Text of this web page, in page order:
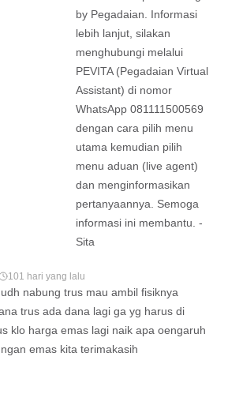
by Pegadaian. Informasi
lebih lanjut, silakan
menghubungi melalui
PEVITA (Pegadaian Virtual
Assistant) di nomor
WhatsApp 081111500569
dengan cara pilih menu
utama kemudian pilih
menu aduan (live agent)
dan menginformasikan
pertanyaannya. Semoga
informasi ini membantu. -
Sita
101 hari yang lalu
nabung trus mau ambil fisiknya
trus ada dana lagi ga yg harus di
klo harga emas lagi naik apa oengaruh
emas kita terimakasih